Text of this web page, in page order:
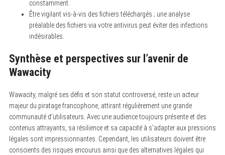
constamment.
Être vigilant vis-à-vis des fichiers téléchargés ; une analyse
préalable des fichiers via votre antivirus peut éviter des infections
indésirables.
Synthèse et perspectives sur l’avenir de
Wawacity
Wawacity, malgré ses défis et son statut controversé, reste un acteur
majeur du piratage francophone, attirant régulièrement une grande
communauté d’utilisateurs. Avec une audience toujours présente et des
contenus attrayants, sa résilience et sa capacité à s’adapter aux pressions
légales sont impressionnantes. Cependant, les utilisateurs doivent être
conscients des risques encourus ainsi que des alternatives légales qui